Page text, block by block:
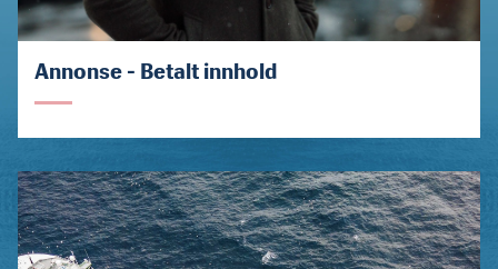
Annonse - Betalt innhold